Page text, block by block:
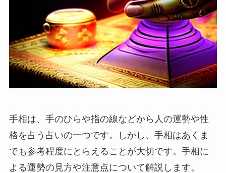
手相は、手のひらや指の線などから人の運勢や性
格を占う占いの一つです。しかし、手相はあくま
でも参考程度にとらえることが大切です。手相に
よる運勢の見方や注意点について解説します。